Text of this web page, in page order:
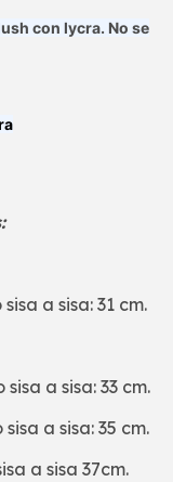
con lycra. No se
a sisa: 31 cm.
a sisa: 33 cm.
a sisa: 35 cm.
a sisa 37cm.